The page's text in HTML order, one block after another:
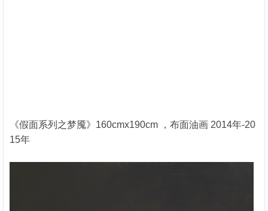
《假面系列之梦魇》160cmx190cm ，布面油画 2014年-20
15年